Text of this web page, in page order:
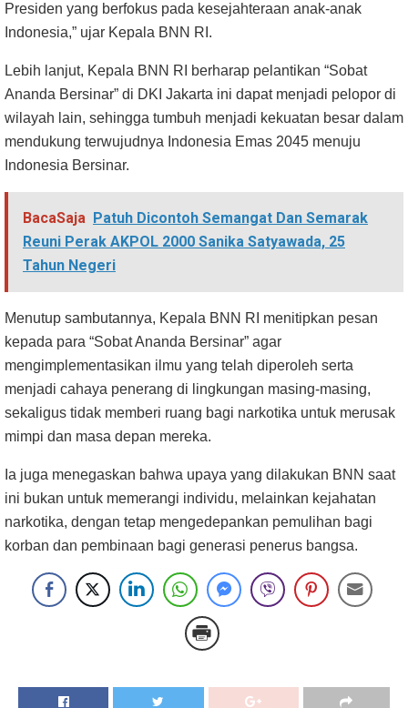
Presiden yang berfokus pada kesejahteraan anak-anak
Indonesia,” ujar Kepala BNN RI.
Lebih lanjut, Kepala BNN RI berharap pelantikan “Sobat
Ananda Bersinar” di DKI Jakarta ini dapat menjadi pelopor di
wilayah lain, sehingga tumbuh menjadi kekuatan besar dalam
mendukung terwujudnya Indonesia Emas 2045 menuju
Indonesia Bersinar.
BacaSaja Patuh Dicontoh Semangat Dan Semarak
Reuni Perak AKPOL 2000 Sanika Satyawada, 25
Tahun Negeri
Menutup sambutannya, Kepala BNN RI menitipkan pesan
kepada para “Sobat Ananda Bersinar” agar
mengimplementasikan ilmu yang telah diperoleh serta
menjadi cahaya penerang di lingkungan masing-masing,
sekaligus tidak memberi ruang bagi narkotika untuk merusak
mimpi dan masa depan mereka.
Ia juga menegaskan bahwa upaya yang dilakukan BNN saat
ini bukan untuk memerangi individu, melainkan kejahatan
narkotika, dengan tetap mengedepankan pemulihan bagi
korban dan pembinaan bagi generasi penerus bangsa.